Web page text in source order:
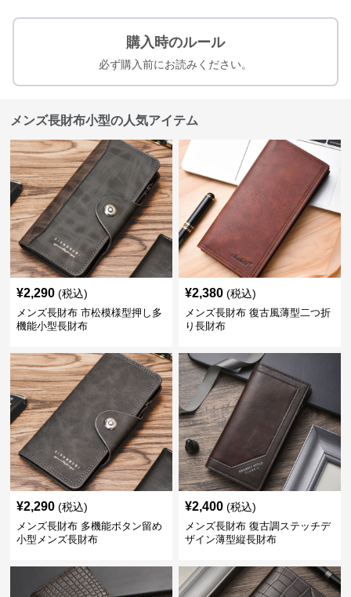
購入時のルール
必ず購入前にお読みください。
メンズ長財布小型の人気アイテム
¥2,290 (税込)
メンズ長財布 市松模様型押し多
機能小型長財布
¥2,380 (税込)
メンズ長財布 復古風薄型二つ折
り長財布
¥2,290 (税込)
メンズ長財布 多機能ボタン留め
小型メンズ長財布
¥2,400 (税込)
メンズ長財布 復古調ステッチデ
ザイン薄型縦長財布